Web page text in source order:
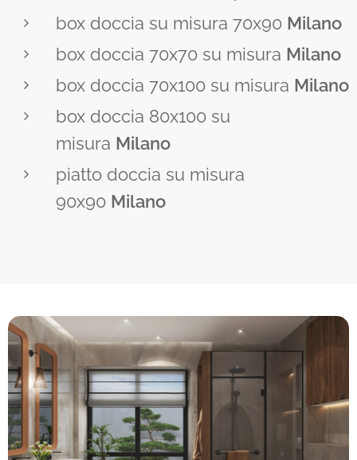
box doccia su misura 70x90 Milano
box doccia 70x70 su misura Milano
box doccia 70x100 su misura Milano
box doccia 80x100 su
misura Milano
piatto doccia su misura
90x90 Milano